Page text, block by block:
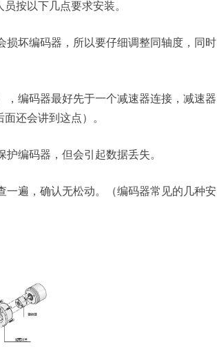
按以下几点要求安装。
坏编码器，所以要仔细调整同轴度，同时
编码器最好先于一个减速器连接，减速器
还会讲到这点）。
编码器，但会引起数据丢失。
遍，确认无松动。（编码器常见的几种安